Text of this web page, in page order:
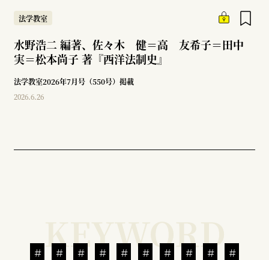
法学教室
水野浩二 編著、佐々木 健＝高 友希子＝田中
実＝松本尚子 著『西洋法制史』
法学教室2026年7月号（550号）掲載
2026.6.26